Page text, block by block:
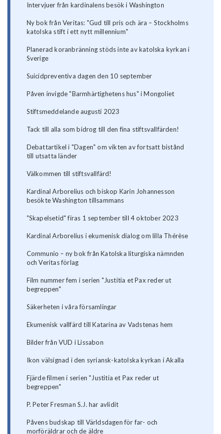
Intervjuer från kardinalens besök i Washington
Ny bok från Veritas: "Gud till pris och ära – Stockholms
katolska stift i ett nytt millennium"
Planerad koranbränning stöds inte av katolska kyrkan i
Sverige
Suicidpreventiva dagen den 10 september
Påven invigde "Barmhärtighetens hus" i Mongoliet
Stiftsmeddelande augusti 2023
Tack till alla som bidrog till den fina stiftsvallfärden!
Debattartikel i "Dagen" om vikten av fortsatt bistånd
till utsatta länder
Välkommen till stiftsvallfärd!
Kardinal Arborelius och biskop Karin Johannesson
besökte Washington tillsammans
"Skapelsetid" firas 1 september till 4 oktober 2023
Kardinal Arborelius i ekumenisk dialog om lilla Thérèse
Communio – ny bok från Katolska liturgiska nämnden
och Veritas förlag
Film nummer fem i serien "Justitia et Pax reder ut
begreppen"
Säkerheten i våra församlingar
Ekumenisk vallfärd till Katarina av Vadstenas hem
Bilder från VUD i Lissabon
Ikon välsignad i den syriansk-katolska kyrkan i Akalla
Fjärde filmen i serien "Justitia et Pax reder ut
begreppen"
P. Peter Fresman S.J. har avlidit
Påvens budskap till Världsdagen för far- och
morföräldrar och de äldre